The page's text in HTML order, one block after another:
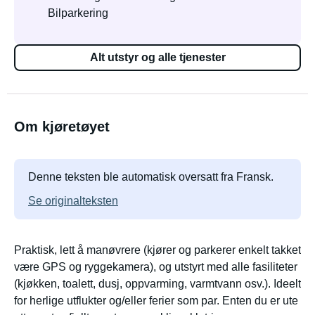
Bilparkering
Alt utstyr og alle tjenester
Om kjøretøyet
Denne teksten ble automatisk oversatt fra Fransk.
Se originalteksten
Praktisk, lett å manøvrere (kjører og parkerer enkelt takket
være GPS og ryggekamera), og utstyrt med alle fasiliteter
(kjøkken, toalett, dusj, oppvarming, varmtvann osv.). Ideelt
for herlige utflukter og/eller ferier som par. Enten du er ute